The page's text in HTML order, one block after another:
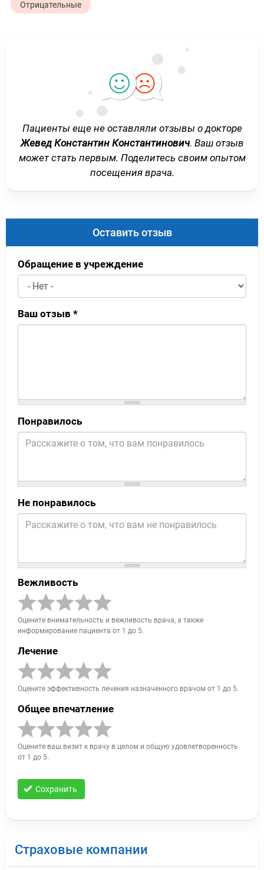
Отрицательные
Пациенты еще не оставляли отзывы о докторе
Жевед Константин Константинович. Ваш отзыв
может стать первым. Поделитесь своим опытом
посещения врача.
Оставить отзыв
Обращение в учреждение
Ваш отзыв *
Понравилось
Не понравилось
Вежливость
Оцените внимательность и вежливость врача, а также
информирование пациента от 1 до 5.
Лечение
Оцените эффективность лечения назначенного врачом от 1 до 5.
Общее впечатление
Оцените ваш визит к врачу в целом и общую удовлетворенность
от 1 до 5.
Сохранить
Страховые компании